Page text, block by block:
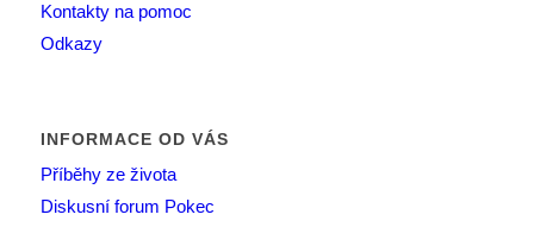
Kontakty na pomoc
Odkazy
INFORMACE OD VÁS
Příběhy ze života
Diskusní forum Pokec